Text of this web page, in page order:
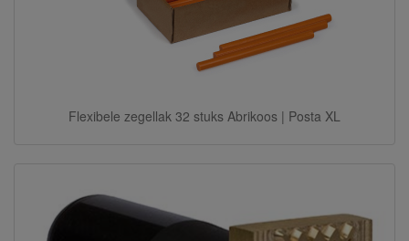
Flexibele zegellak 32 stuks Abrikoos | Posta XL